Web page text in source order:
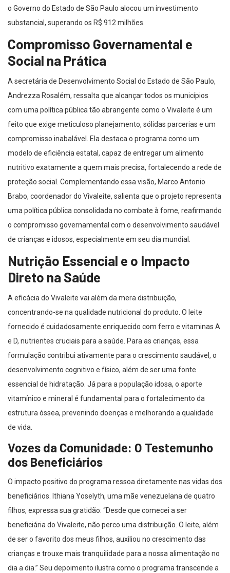
o Governo do Estado de São Paulo alocou um investimento
substancial, superando os R$ 912 milhões.
Compromisso Governamental e
Social na Prática
A secretária de Desenvolvimento Social do Estado de São Paulo,
Andrezza Rosalém, ressalta que alcançar todos os municípios
com uma política pública tão abrangente como o Vivaleite é um
feito que exige meticuloso planejamento, sólidas parcerias e um
compromisso inabalável. Ela destaca o programa como um
modelo de eficiência estatal, capaz de entregar um alimento
nutritivo exatamente a quem mais precisa, fortalecendo a rede de
proteção social. Complementando essa visão, Marco Antonio
Brabo, coordenador do Vivaleite, salienta que o projeto representa
uma política pública consolidada no combate à fome, reafirmando
o compromisso governamental com o desenvolvimento saudável
de crianças e idosos, especialmente em seu dia mundial.
Nutrição Essencial e o Impacto
Direto na Saúde
A eficácia do Vivaleite vai além da mera distribuição,
concentrando-se na qualidade nutricional do produto. O leite
fornecido é cuidadosamente enriquecido com ferro e vitaminas A
e D, nutrientes cruciais para a saúde. Para as crianças, essa
formulação contribui ativamente para o crescimento saudável, o
desenvolvimento cognitivo e físico, além de ser uma fonte
essencial de hidratação. Já para a população idosa, o aporte
vitamínico e mineral é fundamental para o fortalecimento da
estrutura óssea, prevenindo doenças e melhorando a qualidade
de vida.
Vozes da Comunidade: O Testemunho
dos Beneficiários
O impacto positivo do programa ressoa diretamente nas vidas dos
beneficiários. Ithiana Yoselyth, uma mãe venezuelana de quatro
filhos, expressa sua gratidão: “Desde que comecei a ser
beneficiária do Vivaleite, não perco uma distribuição. O leite, além
de ser o favorito dos meus filhos, auxiliou no crescimento das
crianças e trouxe mais tranquilidade para a nossa alimentação no
dia a dia.” Seu depoimento ilustra como o programa transcende a